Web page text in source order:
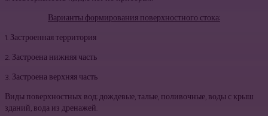
Варианты формирования поверхностного стока:
1. Застроенная территория
2. Застроена нижняя часть
3. Застроена верхняя часть
Виды поверхностных вод: дождевые, талые, поливочные, воды с крыш
зданий, вода из дренажей.